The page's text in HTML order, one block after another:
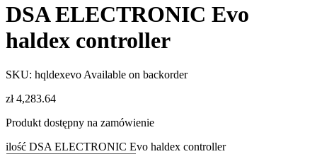
DSA ELECTRONIC Evo
haldex controller
SKU: hqldexevo Available on backorder
zł4,283.64
Produkt dostępny na zamówienie
ilość DSA ELECTRONIC Evo haldex controller